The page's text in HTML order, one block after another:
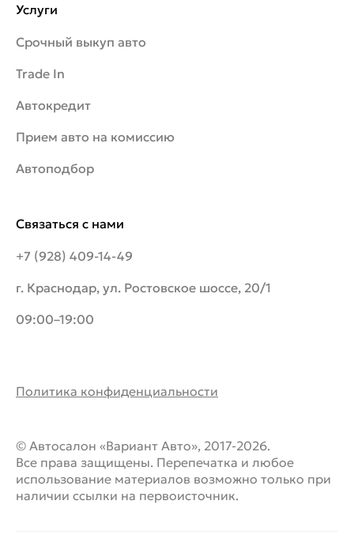
Связаться с нами
+7 (928) 409-14-49
г. Краснодар, ул. Ростовское шоссе, 20/1
09:00–19:00
Услуги
Срочный выкуп авто
Trade In
Автокредит
Прием авто на комиссию
Автоподбор
Политика конфиденциальности
© Автосалон «Вариант Авто», 2017-2026.
Все права защищены. Перепечатка и любое
использование материалов возможно только при
наличии ссылки на первоисточник.